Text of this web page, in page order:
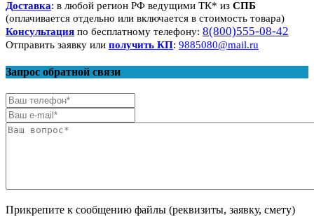
Доставка: в любой регион РФ ведущими ТК* из СПБ
(оплачивается отдельно или включается в стоимость товара)
Консультация по бесплатному телефону: 8(800)555-08-42
Отправить заявку или получить КП: 9885080@mail.ru
Запрос обратной связи
Прикрепите к сообщению файлы (реквизиты, заявку, смету)